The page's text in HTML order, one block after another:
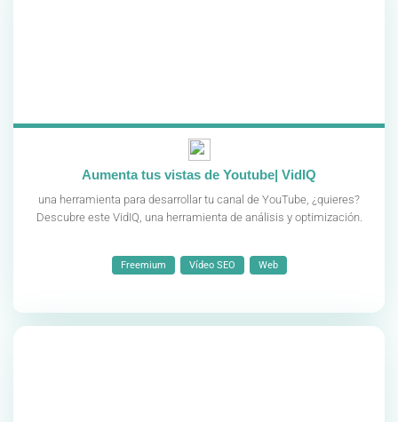
Aumenta tus vistas de Youtube| VidIQ
una herramienta para desarrollar tu canal de YouTube, ¿quieres?
Descubre este VidIQ, una herramienta de análisis y optimización.
Freemium Vídeo SEO Web